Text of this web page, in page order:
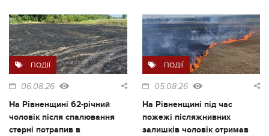
ПОДІЇ
06.08.26
На Рівненщині 62-річний
чоловік після спалювання
стерні потрапив в
ПОДІЇ
05.08.26
На Рівненщині під час
пожежі післяжнивних
залишків чоловік отримав